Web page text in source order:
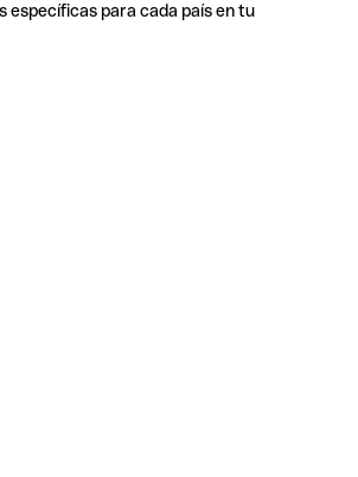
específicas para cada país en tu